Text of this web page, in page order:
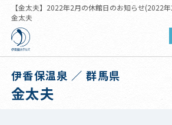
【金太夫】2022年2月の休館日のお知らせ(2022
金太夫
伊香保温泉 ／ 群馬県
金太夫